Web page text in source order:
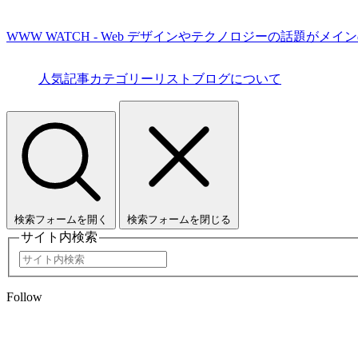
WWW WATCH - Web デザインやテクノロジーの話題がメイ
人気記事カテゴリーリスト ブログについて
検索フォームを開く 検索フォームを閉じる
サイト内検索
Follow